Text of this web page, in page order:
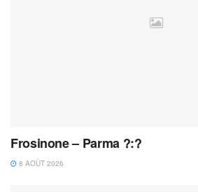
Frosinone – Parma ?:?
8 AOÛT 2026